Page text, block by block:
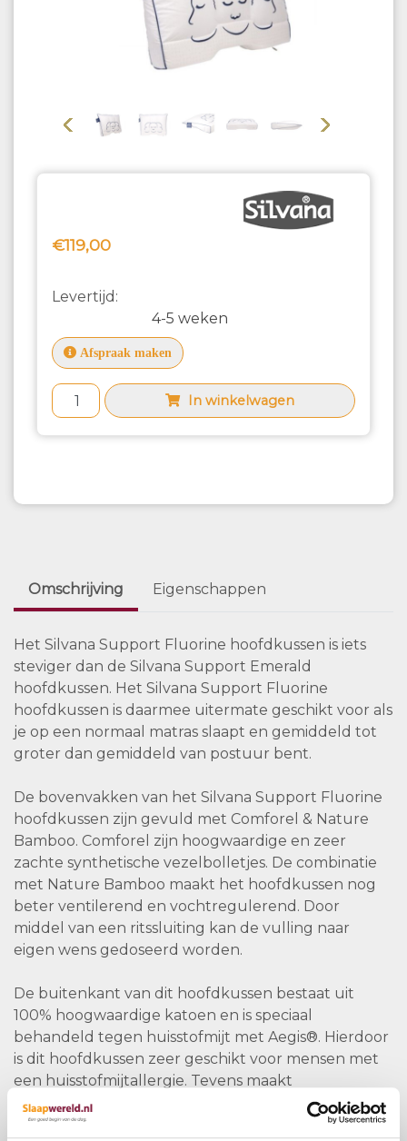
Vorige Volgende
€119,00
Levertijd:
4-5 weken
Afspraak maken
In winkelwagen
Omschrijving Eigenschappen
Het Silvana Support Fluorine hoofdkussen is iets
steviger dan de Silvana Support Emerald
hoofdkussen. Het Silvana Support Fluorine
hoofdkussen is daarmee uitermate geschikt voor als
je op een normaal matras slaapt en gemiddeld tot
groter dan gemiddeld van postuur bent.
De bovenvakken van het Silvana Support Fluorine
hoofdkussen zijn gevuld met Comforel & Nature
Bamboo. Comforel zijn hoogwaardige en zeer
zachte synthetische vezelbolletjes. De combinatie
met Nature Bamboo maakt het hoofdkussen nog
beter ventilerend en vochtregulerend. Door
middel van een ritssluiting kan de vulling naar
eigen wens gedoseerd worden.
De buitenkant van dit hoofdkussen bestaat uit
100% hoogwaardige katoen en is speciaal
behandeld tegen huisstofmijt met Aegis®. Hierdoor
is dit hoofdkussen zeer geschikt voor mensen met
een huisstofmijtallergie. Tevens maakt
de Aegis® behandeling het kussen schimmel- en
bacteriewerend.